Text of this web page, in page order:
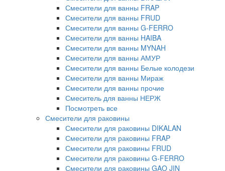
Смесители для ванны FRAP
Смесители для ванны FRUD
Смесители для ванны G-FERRO
Смесители для ванны HAIBA
Смесители для ванны MYNAH
Смесители для ванны АМУР
Смесители для ванны Белые колодези
Смесители для ванны Мираж
Смесители для ванны прочие
Смеситель для ванны НЕРЖ
Посмотреть все
Смесители для раковины
Смесители для раковины DIKALAN
Смесители для раковины FRAP
Смесители для раковины FRUD
Смесители для раковины G-FERRO
Смесители для раковины GAO JIN